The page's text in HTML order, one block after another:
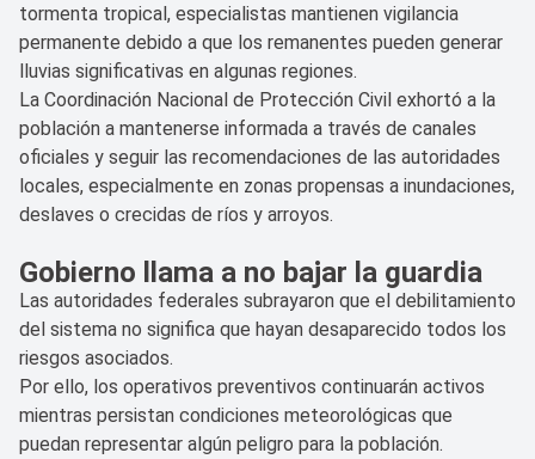
tormenta tropical, especialistas mantienen vigilancia
permanente debido a que los remanentes pueden generar
lluvias significativas en algunas regiones.
La Coordinación Nacional de Protección Civil exhortó a la
población a mantenerse informada a través de canales
oficiales y seguir las recomendaciones de las autoridades
locales, especialmente en zonas propensas a inundaciones,
deslaves o crecidas de ríos y arroyos.
Gobierno llama a no bajar la guardia
Las autoridades federales subrayaron que el debilitamiento
del sistema no significa que hayan desaparecido todos los
riesgos asociados.
Por ello, los operativos preventivos continuarán activos
mientras persistan condiciones meteorológicas que
puedan representar algún peligro para la población.